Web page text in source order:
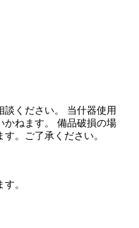
ください。 当什器使用
かねます。 備品破損の場
。ご了承ください。
。